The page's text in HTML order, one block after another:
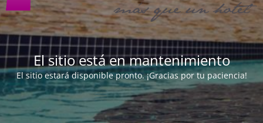
El sitio está en mantenimiento
El sitio estará disponible pronto. ¡Gracias por tu paciencia!